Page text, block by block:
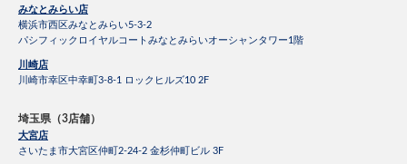
みなとみらい店
横浜市西区みなとみらい5-3-2
パシフィックロイヤルコートみなとみらいオーシャンタワー1階
川崎店
川崎市幸区中幸町3-8-1 ロックヒルズ10 2F
埼玉県（3店舗）
大宮店
さいたま市大宮区仲町2-24-2 金杉仲町ビル 3F